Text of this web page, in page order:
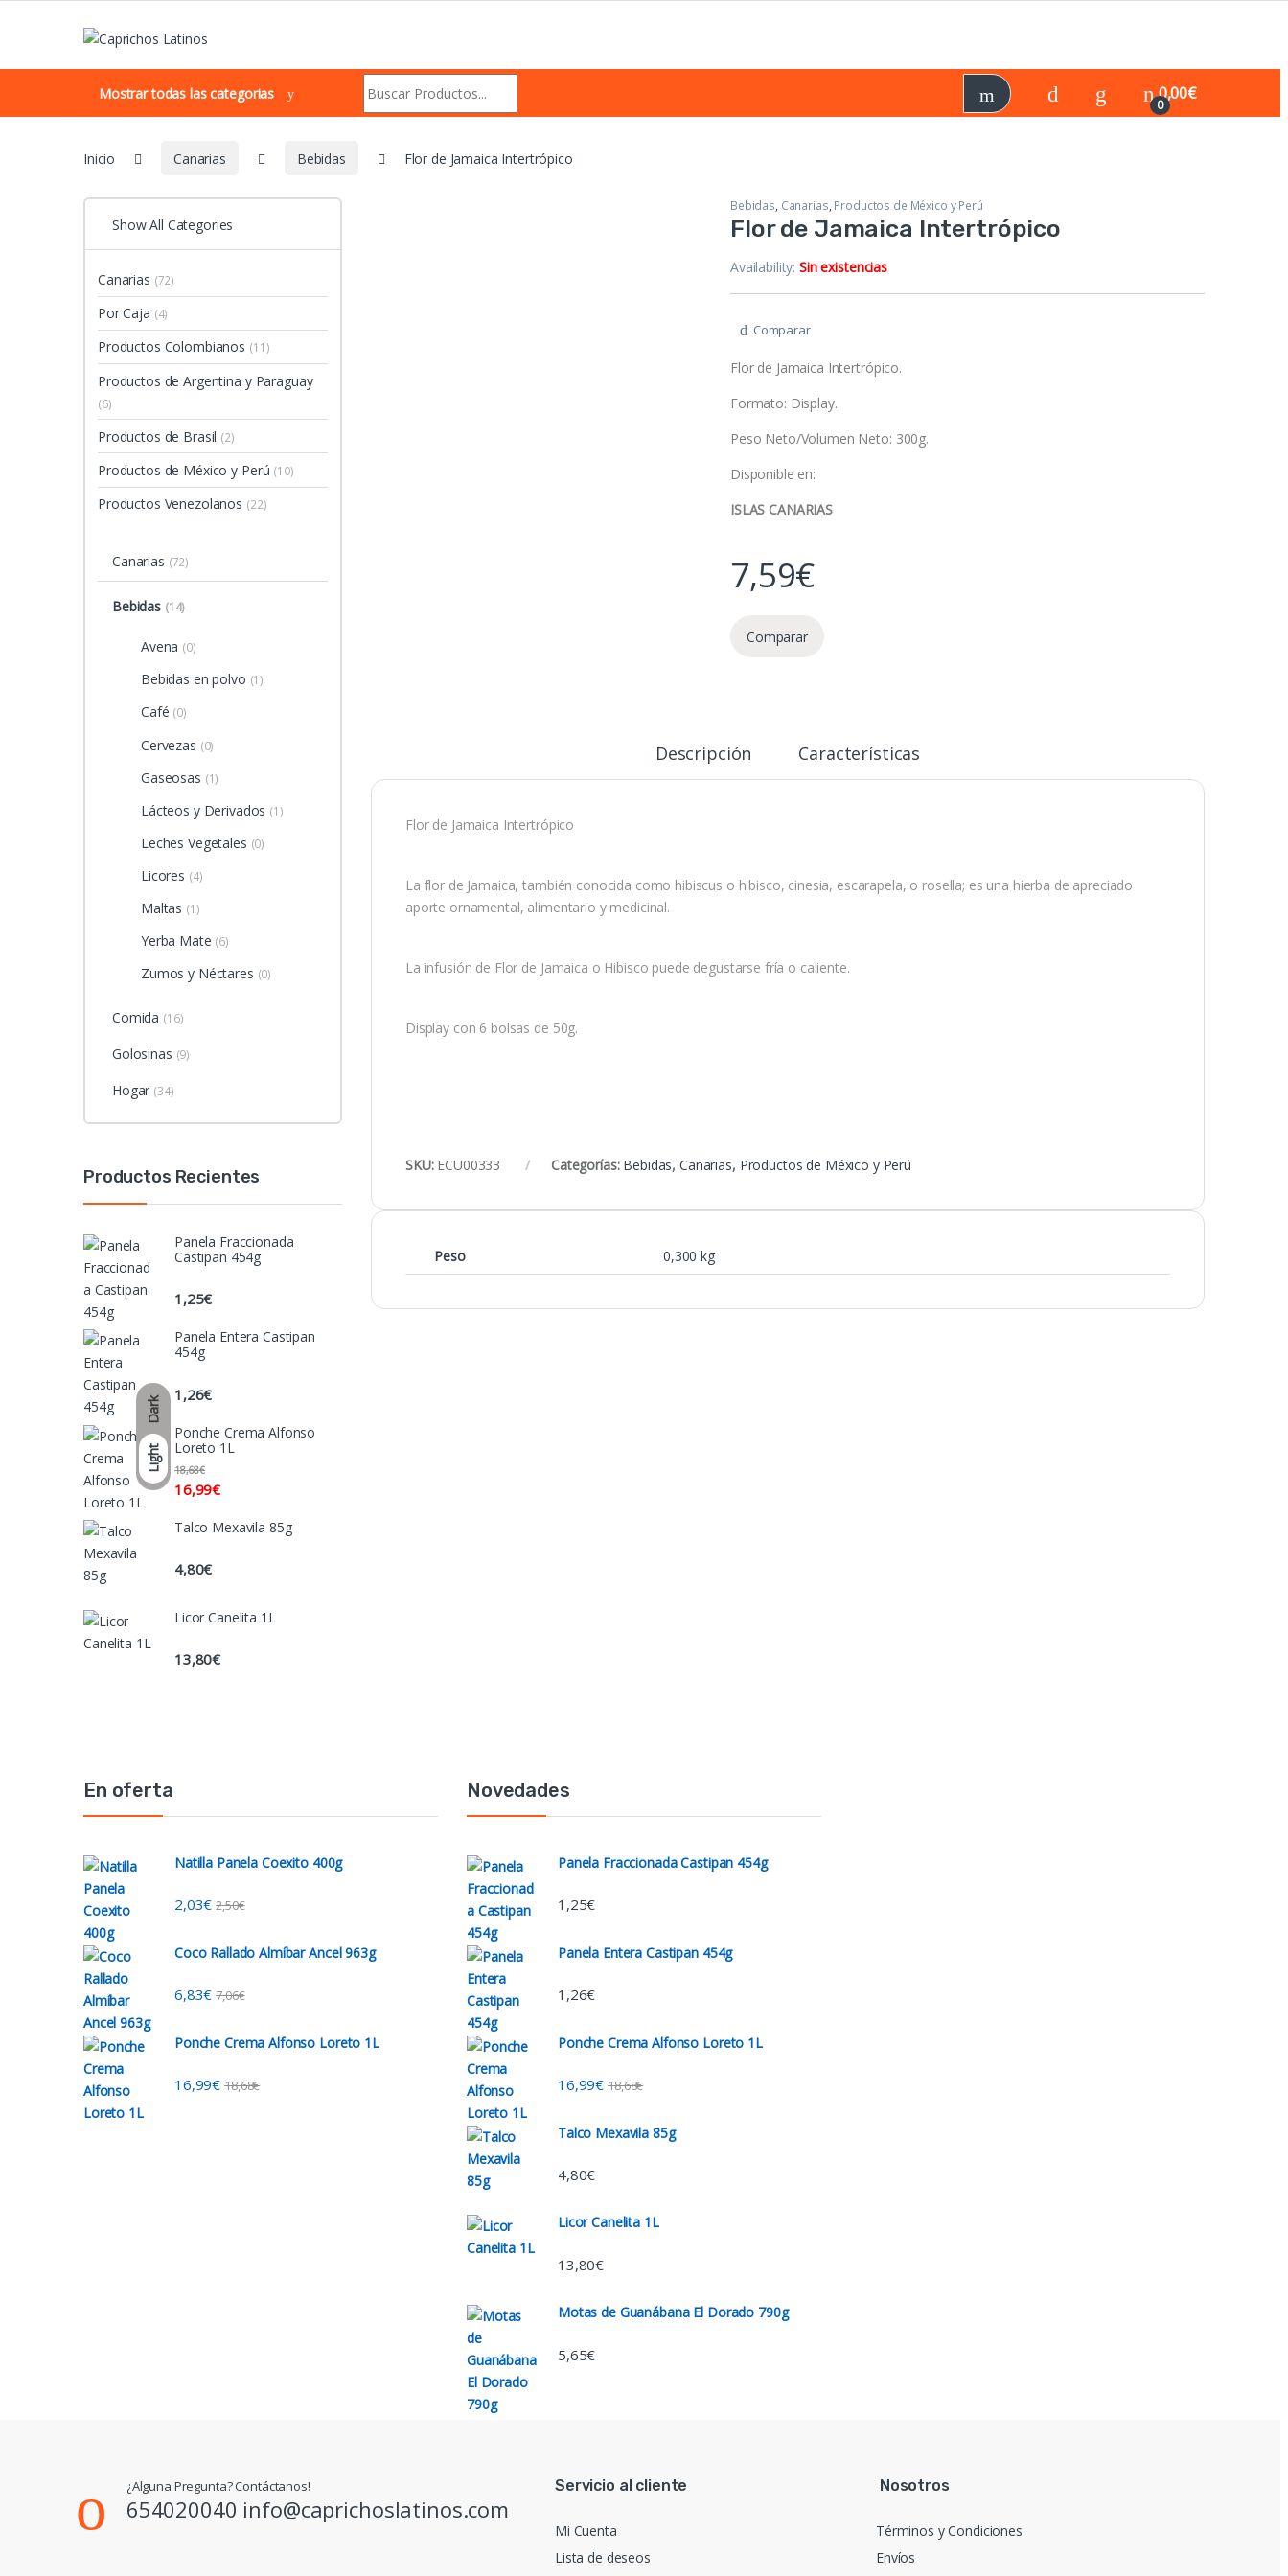
Dark
Light
Mostrar todas las categorias
Search for:
0
0,00€
Inicio Canarias Bebidas Flor de Jamaica Intertrópico
Bebidas, Canarias, Productos de México y Perú
Flor de Jamaica Intertrópico
Availability:Sin existencias
Comparar
Flor de Jamaica Intertrópico.
Formato: Display.
Peso Neto/Volumen Neto: 300g.
Disponible en:
ISLAS CANARIAS
7,59€
Comparar
Descripción Características
Flor de Jamaica Intertrópico
La flor de Jamaica, también conocida como hibiscus o hibisco, cinesia, escarapela, o rosella; es una hierba de apreciado
aporte ornamental, alimentario y medicinal.
La infusión de Flor de Jamaica o Hibisco puede degustarse fría o caliente.
Display con 6 bolsas de 50g.
SKU: ECU00333 Categorías: Bebidas,Canarias, Productos de México y Perú
Peso 0,300 kg
Show All Categories
Canarias (72)
Por Caja (4)
Productos Colombianos (11)
Productos de Argentina y Paraguay
(6)
Productos de Brasil (2)
Productos de México y Perú (10)
Productos Venezolanos (22)
Canarias (72)
Bebidas (14)
Avena (0)
Bebidas en polvo (1)
Café (0)
Cervezas (0)
Gaseosas (1)
Lácteos y Derivados (1)
Leches Vegetales (0)
Licores (4)
Maltas (1)
Yerba Mate (6)
Zumos y Néctares (0)
Comida (16)
Golosinas (9)
Hogar (34)
Productos Recientes
Panela Fraccionada
Castipan 454g
1,25€
Panela Entera Castipan
454g
1,26€
Ponche Crema Alfonso
Loreto 1L
16,99€
18,68€
Talco Mexavila 85g
4,80€
Licor Canelita 1L
13,80€
En oferta
Natilla Panela Coexito 400g
2,03€ 2,50€
Coco Rallado Almíbar Ancel 963g
6,83€ 7,06€
Ponche Crema Alfonso Loreto 1L
16,99€ 18,68€
Novedades
Panela Fraccionada Castipan 454g
1,25€
Panela Entera Castipan 454g
1,26€
Ponche Crema Alfonso Loreto 1L
16,99€ 18,68€
Talco Mexavila 85g
4,80€
Licor Canelita 1L
13,80€
Motas de Guanábana El Dorado 790g
5,65€
¿Alguna Pregunta? Contáctanos!
654020040 info@caprichoslatinos.com
Servicio al cliente
Mi Cuenta
Lista de deseos
Nosotros
Términos y Condiciones
Envíos